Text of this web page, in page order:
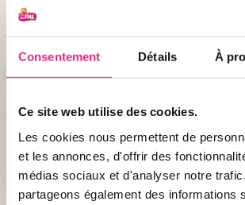
Consentement Détails À
Ce site web utilise des cookies.
Les cookies nous permettent de
et les annonces, d'offrir des
médias sociaux et d'analyser notre
partageons également des informations
On a baptisé le zèbre de Grévy
spécimen décrit par les
offert par le roi d’Éthiopie au
Jules Grévy en 1882.